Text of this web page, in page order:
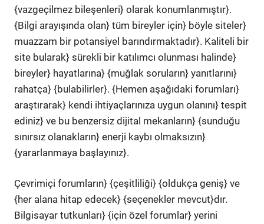
{vazgeçilmez bileşenleri} olarak konumlanmıştır}.
{Bilgi arayışında olan} tüm bireyler için} böyle siteler}
muazzam bir potansiyel barındırmaktadır}. Kaliteli bir
site bularak} sürekli bir katılımcı olunması halinde}
bireyler} hayatlarına} {muğlak soruların} yanıtlarını}
rahatça} {bulabilirler}. {Hemen aşağıdaki forumları}
araştırarak} kendi ihtiyaçlarınıza uygun olanını} tespit
ediniz} ve bu benzersiz dijital mekanların} {sunduğu
sınırsız olanakların} enerji kaybı olmaksızın}
{yararlanmaya başlayınız}.
Çevrimiçi forumların} {çeşitliliği} {oldukça geniş} ve
{her alana hitap edecek} {seçenekler mevcut}dır.
Bilgisayar tutkunları} {için özel forumlar} yerini